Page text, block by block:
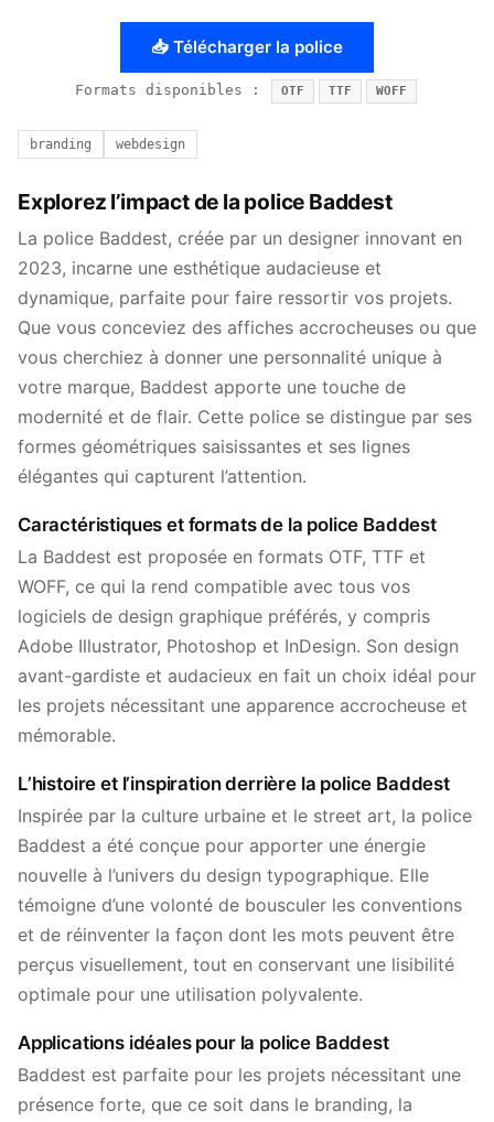
📥 Télécharger la police
Formats disponibles : OTF TTF WOFF
branding webdesign
Explorez l’impact de la police Baddest
La police Baddest, créée par un designer innovant en
2023, incarne une esthétique audacieuse et
dynamique, parfaite pour faire ressortir vos projets.
Que vous conceviez des affiches accrocheuses ou que
vous cherchiez à donner une personnalité unique à
votre marque, Baddest apporte une touche de
modernité et de flair. Cette police se distingue par ses
formes géométriques saisissantes et ses lignes
élégantes qui capturent l’attention.
Caractéristiques et formats de la police Baddest
La Baddest est proposée en formats OTF, TTF et
WOFF, ce qui la rend compatible avec tous vos
logiciels de design graphique préférés, y compris
Adobe Illustrator, Photoshop et InDesign. Son design
avant-gardiste et audacieux en fait un choix idéal pour
les projets nécessitant une apparence accrocheuse et
mémorable.
L’histoire et l’inspiration derrière la police Baddest
Inspirée par la culture urbaine et le street art, la police
Baddest a été conçue pour apporter une énergie
nouvelle à l’univers du design typographique. Elle
témoigne d’une volonté de bousculer les conventions
et de réinventer la façon dont les mots peuvent être
perçus visuellement, tout en conservant une lisibilité
optimale pour une utilisation polyvalente.
Applications idéales pour la police Baddest
Baddest est parfaite pour les projets nécessitant une
présence forte, que ce soit dans le branding, la